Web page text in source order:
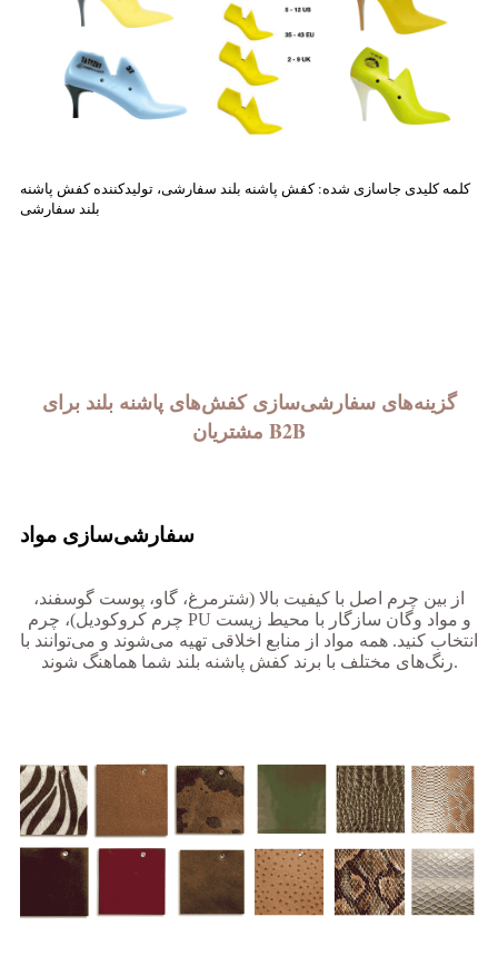
کلمه کلیدی جاسازی شده: کفش پاشنه بلند سفارشی، تولیدکننده کفش پاشنه
بلند سفارشی
گزینه‌های سفارشی‌سازی کفش‌های پاشنه بلند برای
مشتریان B2B
سفارشی‌سازی مواد
از بین چرم اصل با کیفیت بالا (شترمرغ، گاو، پوست گوسفند،
چرم کروکودیل)، چرم PU و مواد وگان سازگار با محیط زیست
انتخاب کنید. همه مواد از منابع اخلاقی تهیه می‌شوند و می‌توانند با
رنگ‌های مختلف با برند کفش پاشنه بلند شما هماهنگ شوند.